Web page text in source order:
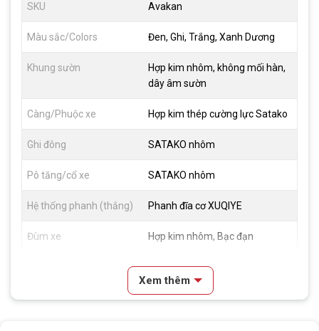
SKU Avakan
Màu sắc/Colors Đen, Ghi, Trắng, Xanh Dương
Khung sườn
Hợp kim nhôm, không mối hàn,
dây âm sườn
Càng/Phuộc xe Hợp kim thép cường lực Satako
Ghi đông SATAKO nhôm
Pô tăng/cổ xe SATAKO nhôm
Hệ thống phanh (thắng) Phanh đĩa cơ XUQIYE
Đùm xe Hợp kim nhôm, Bạc đạn
SATAKO nhôm 2 lớp 40mm
Lốp xe CST CITY PARKOUR 700*28C
Xem thêm